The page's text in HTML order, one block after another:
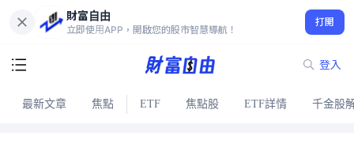
財富自由
立即使用APP，開啟您的股市智慧導航！
打開
登入
最新文章 焦點 ETF 焦點股 ETF詳情 千金股